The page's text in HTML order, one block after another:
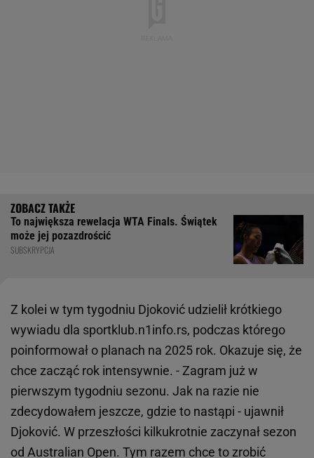
To największa rewelacja WTA Finals. Świątek
może jej pozazdrościć
SUBSKRYPCJA
Z kolei w tym tygodniu Djoković udzielił krótkiego
wywiadu dla sportklub.n1info.rs, podczas którego
poinformował o planach na 2025 rok. Okazuje się, że
chce zacząć rok intensywnie. - Zagram już w
pierwszym tygodniu sezonu. Jak na razie nie
zdecydowałem jeszcze, gdzie to nastąpi - ujawnił
Djoković. W przeszłości kilkukrotnie zaczynał sezon
od Australian Open. Tym razem chce to zrobić